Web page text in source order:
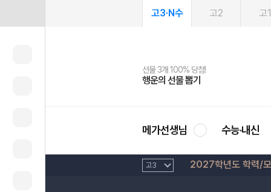
고3·N수 고2 고1
선물 3개 100% 당첨!
행운의 선물 뽑기
선물 100% 증정!
메가스터디 X 올리브
여름방학 스터디 캐시백
메가런 썸머스쿨
2027 러셀 단과
강사 공개선발
스마트러닝앱
설문 EVENT
메가패스
3일 무료 체험권
메가패스 수강생 무료혜택!
메가클럽 멤버십
사회공헌 캠페인
희망이룸 메가나눔
메가선생님 수능·내신
2027학년도 학력/